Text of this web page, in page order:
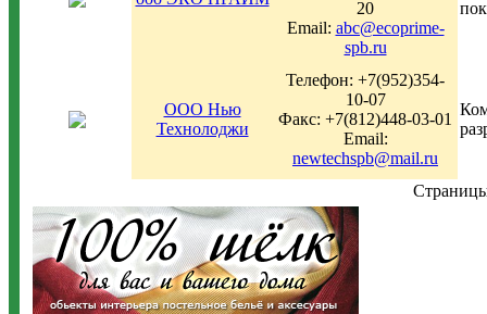
20
Email: abc@ecoprime-
spb.ru
ООО Нью
Технолоджи
Телефон: +7(952)354-
10-07
Факс: +7(812)448-03-01
Email:
newtechspb@mail.ru